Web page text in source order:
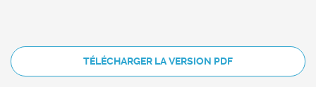
TÉLÉCHARGER LA VERSION PDF